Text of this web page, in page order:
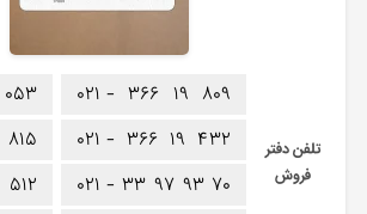
تلفن دفتر
فروش
۰۲۱ - ۳۶۶ ۱۹ ۸۰۹
۰۲۱ - ۳۶۶ ۱۹ ۴۳۲
۰۲۱ - ۳۳ ۹۷ ۹۳ ۷۰
۰۵۳
۸۱۵
۵۱۲